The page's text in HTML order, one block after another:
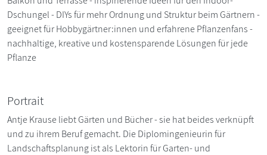
Dschungel - DIYs für mehr Ordnung und Struktur beim Gärtnern -
geeignet für Hobbygärtner:innen und erfahrene Pflanzenfans -
nachhaltige, kreative und kostensparende Lösungen für jede
Pflanze
Portrait
Antje Krause liebt Gärten und Bücher - sie hat beides verknüpft
und zu ihrem Beruf gemacht. Die Diplomingenieurin für
Landschaftsplanung ist als Lektorin für Garten- und